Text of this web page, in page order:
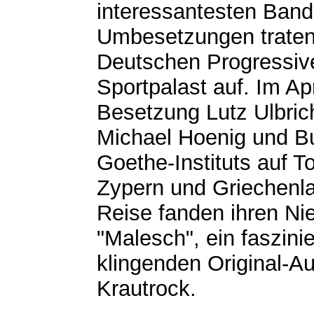
interessantesten
Umbesetzungen
Deutschen
Sportpalast auf. Im
Besetzung Lutz
Michael Hoenig und
Goethe-Instituts auf
Zypern und
Reise fanden ihren
"Malesch", ein
klingenden Original-
Krautrock.